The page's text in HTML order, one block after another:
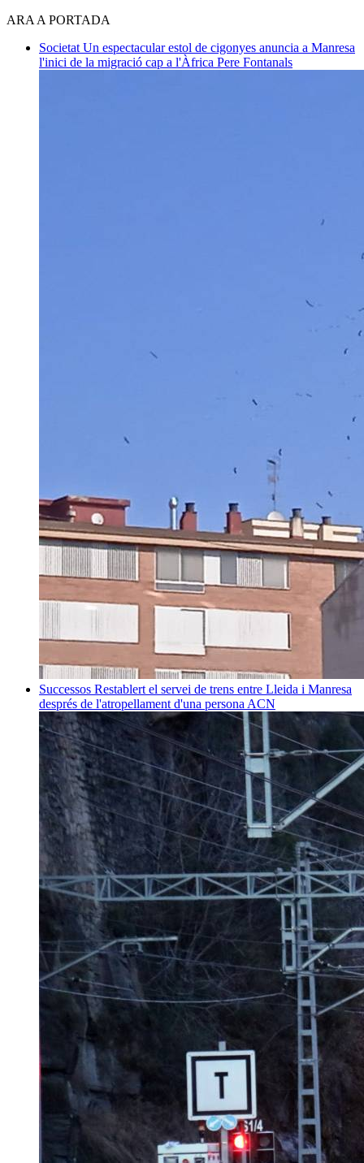
ARA A PORTADA
Societat Un espectacular estol de cigonyes anuncia a Manresa
l'inici de la migració cap a l'Àfrica Pere Fontanals
Successos Restablert el servei de trens entre Lleida i Manresa
després de l'atropellament d'una persona ACN